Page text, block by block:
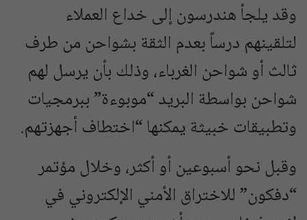
وقد يلجأ هندرسون إلى خداع العملاء
لتلقينهم درساً بعدم الثقة بشواحن من طرف
ثالث أو شواحن الغرباء، وذلك بأن يرسل لهم
شواحن بواسطة البريد “موبوءة” ببرمجيات
وتطبيقات خبيثة يمكنها “اختطاف أجهزتهم.
وقبل نحو أسبوعين أو أكثر، وخلال مؤتمر
“دفكون” للاختراق الأمني الإلكتروني في